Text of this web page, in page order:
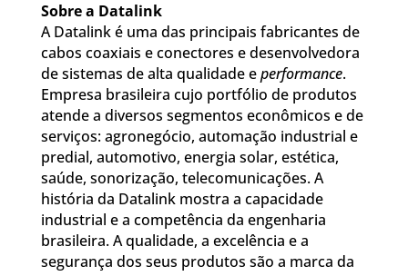
Sobre a Datalink
A Datalink é uma das principais fabricantes de
cabos coaxiais e conectores e desenvolvedora
de sistemas de alta qualidade eperformance.
Empresa brasileira cujo portfólio de produtos
atende a diversos segmentos econômicos e de
serviços: agronegócio, automação industrial e
predial, automotivo, energia solar, estética,
saúde, sonorização, telecomunicações. A
história da Datalink mostra a capacidade
industrial e a competência da engenharia
brasileira. A qualidade, a excelência e a
segurança dos seus produtos são a marca da